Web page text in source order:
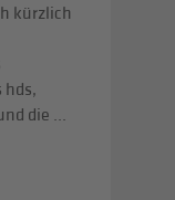
kürzlich
die ...